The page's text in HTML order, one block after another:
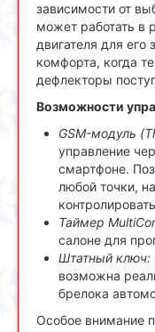
зависимости от
может работать в
двигателя для
комфорта, когда
дефлекторы
Возможности
GSM-модуль
управление
смартфоне.
любой точки,
Таймер
салоне для
Штатный ключ:
возможна
брелока
Особое внимание